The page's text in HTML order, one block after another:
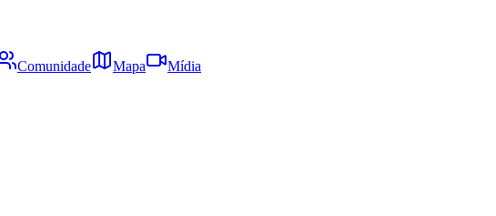
Comunidade Mapa Mídia